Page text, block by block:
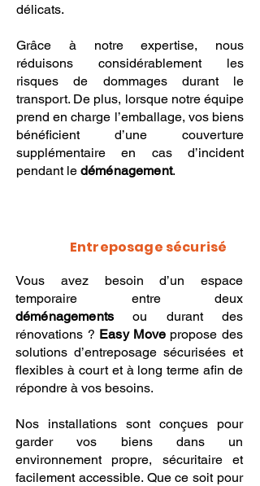
délicats.
Grâce à notre expertise, nous
réduisons considérablement les
risques de dommages durant le
transport. De plus, lorsque notre équipe
prend en charge l’emballage, vos biens
bénéficient d’une couverture
supplémentaire en cas d’incident
pendant le déménagement.
Entreposage sécurisé
Vous avez besoin d’un espace
temporaire entre deux
déménagements ou durant des
rénovations ? Easy Movepropose des
solutions d’entreposage sécurisées et
flexibles à court et à long terme afin de
répondre à vos besoins.
Nos installations sont conçues pour
garder vos biens dans un
environnement propre, sécuritaire et
facilement accessible. Que ce soit pour